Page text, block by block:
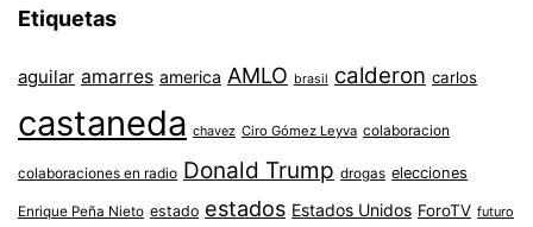
Etiquetas
aguilar amarres america AMLO brasil calderon carlos
castaneda chavez Ciro Gómez Leyva colaboracion
colaboraciones en radio Donald Trump drogas elecciones
Enrique Peña Nieto estado estados Estados Unidos ForoTV futuro